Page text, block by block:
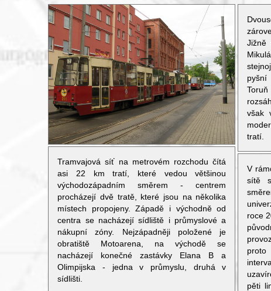
Jižně
pyšní
však
tratí.
Tramvajová síť na metrovém rozchodu čítá
asi 22 km tratí, které vedou většinou
východozápadním směrem - centrem
procházejí dvě tratě, které jsou na několika
místech propojeny. Západě i východně od
centra se nacházejí sídliště i průmyslové a
nákupní zóny. Nejzápadněji položené je
obratiště Motoarena, na východě se
nacházejí konečné zastávky Elana B a
Olimpijska - jedna v průmyslu, druhá v
sídlišti.
V
sítě
roce
pěti